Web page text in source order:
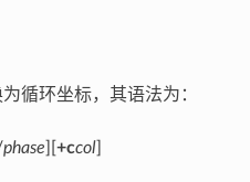
循环坐标，其语法为：
phase +ccol]